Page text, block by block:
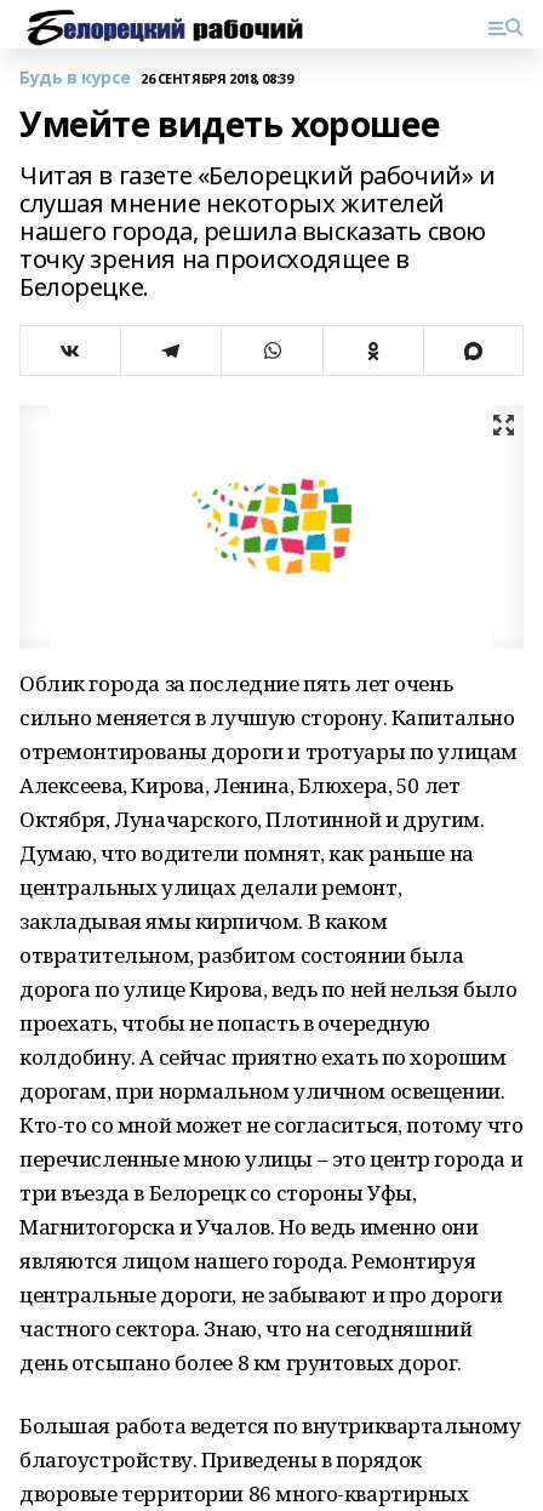
Будь в курсе 26 СЕНТЯБРЯ 2018, 08:39
Умейте видеть хорошее
Читая в газете «Белорецкий рабочий» и
слушая мнение некоторых жителей
нашего города, решила высказать свою
точку зрения на происходящее в
Белорецке.
Облик города за последние пять лет очень
сильно меняется в лучшую сторону. Капитально
отремонтированы дороги и тротуары по улицам
Алексеева, Кирова, Ленина, Блюхера, 50 лет
Октября, Луначарского, Плотинной и другим.
Думаю, что водители помнят, как раньше на
центральных улицах делали ремонт,
закладывая ямы кирпичом. В каком
отвратительном, разбитом состоянии была
дорога по улице Кирова, ведь по ней нельзя было
проехать, чтобы не попасть в очередную
колдобину. А сейчас приятно ехать по хорошим
дорогам, при нормальном уличном освещении.
Кто-то со мной может не согласиться, потому что
перечисленные мною улицы – это центр города и
три въезда в Белорецк со стороны Уфы,
Магнитогорска и Учалов. Но ведь именно они
являются лицом нашего города. Ремонтируя
центральные дороги, не забывают и про дороги
частного сектора. Знаю, что на сегодняшний
день отсыпано более 8 км грунтовых дорог.
Большая работа ведется по внутриквартальному
благоустройству. Приведены в порядок
дворовые территории 86 много-квартирных